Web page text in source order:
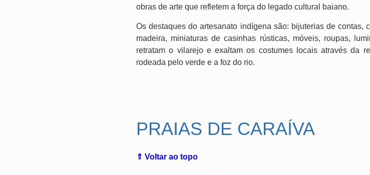
obras de arte que refletem a força do legado cultural baiano.
Os destaques do artesanato indígena são: bijuterias de contas,
madeira, miniaturas de casinhas rústicas, móveis, roupas,
retratam o vilarejo e exaltam os costumes locais através da
rodeada pelo verde e a foz do rio.
PRAIAS DE CARAÍVA
⇑ Voltar ao topo